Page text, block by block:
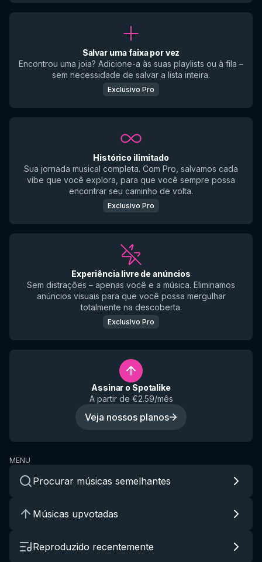
Salvar uma faixa por vez
Encontrou uma joia? Adicione-a às suas playlists ou à fila –
sem necessidade de salvar a lista inteira.
Exclusivo Pro
Histórico ilimitado
Sua jornada musical completa. Com Pro, salvamos cada
vibe que você explora, para que você sempre possa
encontrar seu caminho de volta.
Exclusivo Pro
Experiência livre de anúncios
Sem distrações – apenas você e a música. Eliminamos
anúncios visuais para que você possa mergulhar
totalmente na descoberta.
Exclusivo Pro
Assinar o Spotalike
A partir de €2.59/mês
Veja nossos planos
MENU
Procurar músicas semelhantes
Músicas upvotadas
Reproduzido recentemente